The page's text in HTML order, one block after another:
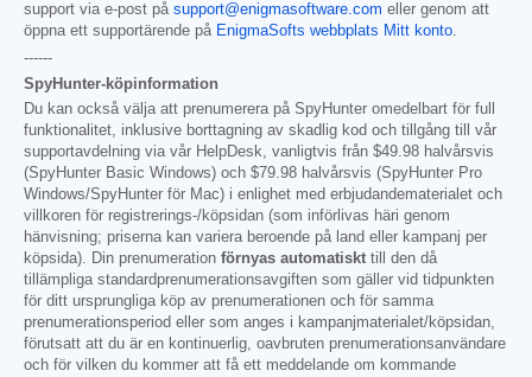
support via e-post på support@enigmasoftware.com eller genom att
öppna ett supportärende på EnigmaSofts webbplats Mitt konto.
------
SpyHunter-köpinformation
Du kan också välja att prenumerera på SpyHunter omedelbart för full
funktionalitet, inklusive borttagning av skadlig kod och tillgång till vår
supportavdelning via vår HelpDesk, vanligtvis från $49.98 halvårsvis
(SpyHunter Basic Windows) och $79.98 halvårsvis (SpyHunter Pro
Windows/SpyHunter för Mac) i enlighet med erbjudandematerialet och
villkoren för registrerings-/köpsidan (som införlivas häri genom
hänvisning; priserna kan variera beroende på land eller kampanj per
köpsida). Din prenumeration förnyas automatiskt till den då
tillämpliga standardprenumerationsavgiften som gäller vid tidpunkten
för ditt ursprungliga köp av prenumerationen och för samma
prenumerationsperiod eller som anges i kampanjmaterialet/köpsidan,
förutsatt att du är en kontinuerlig, oavbruten prenumerationsanvändare
och för vilken du kommer att få ett meddelande om kommande